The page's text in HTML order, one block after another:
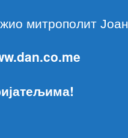
митрополит